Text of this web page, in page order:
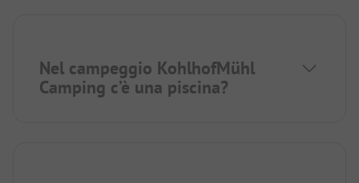
Nel campeggio KohlhofMühl
Camping c’è una piscina?